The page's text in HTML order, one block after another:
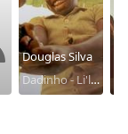
Douglas Silva
Dadinho - Li'l